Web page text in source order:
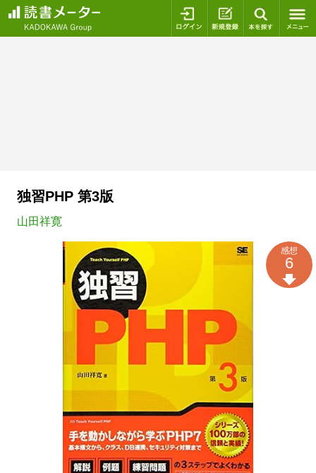
ログイン 新規登録
独習PHP 第3版
山田祥寛
感想
6